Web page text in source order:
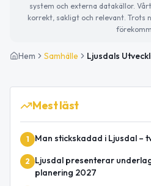
system och externa datakällor.
korrekt, sakligt och relevant. Trots
Hem Samhälle
Mest läst
1 Man stickskadad i Ljusdal –
2
Ljusdal presenterar
planering 2027